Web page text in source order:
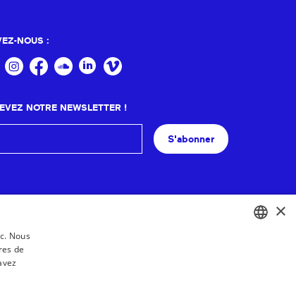
NOUS :
NOTRE NEWSLETTER !
S'abonner
×
Nous
de